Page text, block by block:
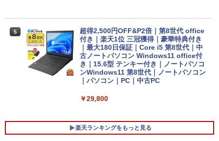
5
超得2,500円OFF&P2倍｜第8世代 office
付き｜楽天1位 三冠獲得｜豪華特典付き
｜最大180日保証｜Core i5 第8世代｜中
古ノートパソコン Windows11 office付
き｜15.6型 テンキー付き｜ノートパソコ
ンWindows11 第8世代｜ノートパソコン
｜パソコン｜PC｜中古PC
￥29,800
楽天ランキングをもっと見る